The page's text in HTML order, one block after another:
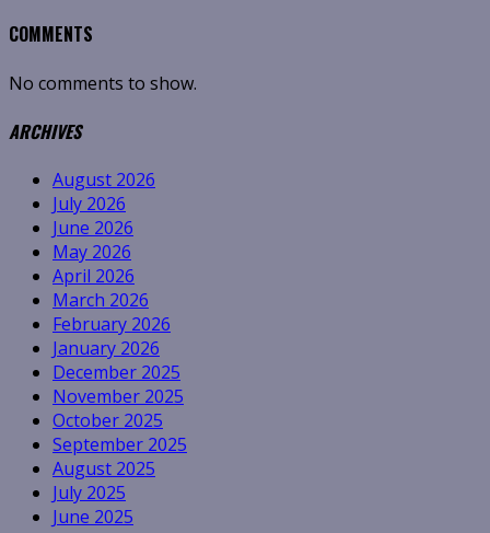
COMMENTS
No comments to show.
ARCHIVES
August 2026
July 2026
June 2026
May 2026
April 2026
March 2026
February 2026
January 2026
December 2025
November 2025
October 2025
September 2025
August 2025
July 2025
June 2025